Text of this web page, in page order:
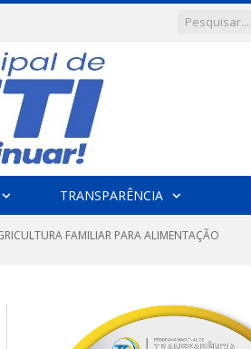
TRANSPARÊNCIA
FAMILIAR PARA ALIMENTAÇÃO